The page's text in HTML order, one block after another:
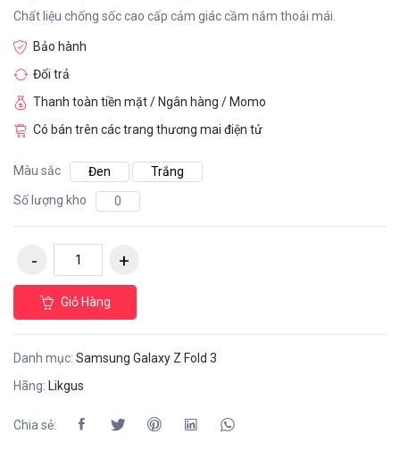
Chất liệu chống sốc cao cấp cảm giác cầm nắm thoải mái.
Bảo hành
Đổi trả
Thanh toàn tiền mặt / Ngân hàng / Momo
Có bán trên các trang thương mai điện tử
Màu sắc Đen
Trắng
Số lượng kho
0
Giỏ Hàng
Danh mục: Samsung Galaxy Z Fold 3
Hãng: Likgus
Chia sẻ: